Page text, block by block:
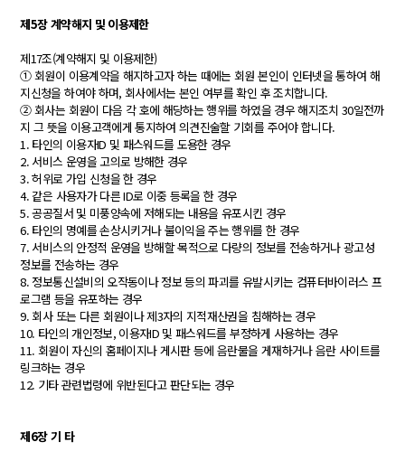
제5장 계약해지 및 이용제한
제17조(계약해지 및 이용제한)
① 회원이 이용계약을 해지하고자 하는 때에는 회원 본인이 인터넷을 통하여 해
지신청을 하여야 하며, 회사에서는 본인 여부를 확인 후 조치합니다.
② 회사는 회원이 다음 각 호에 해당하는 행위를 하였을 경우 해지조치 30일전까
지 그 뜻을 이용고객에게 통지하여 의견진술할 기회를 주어야 합니다.
1. 타인의 이용자ID 및 패스워드를 도용한 경우
2. 서비스 운영을 고의로 방해한 경우
3. 허위로 가입 신청을 한 경우
4. 같은 사용자가 다른 ID로 이중 등록을 한 경우
5. 공공질서 및 미풍양속에 저해되는 내용을 유포시킨 경우
6. 타인의 명예를 손상시키거나 불이익을 주는 행위를 한 경우
7. 서비스의 안정적 운영을 방해할 목적으로 다량의 정보를 전송하거나 광고성
정보를 전송하는 경우
8. 정보통신설비의 오작동이나 정보 등의 파괴를 유발시키는 컴퓨터바이러스 프
로그램 등을 유포하는 경우
9. 회사 또는 다른 회원이나 제3자의 지적재산권을 침해하는 경우
10. 타인의 개인정보, 이용자ID 및 패스워드를 부정하게 사용하는 경우
11. 회원이 자신의 홈페이지나 게시판 등에 음란물을 게재하거나 음란 사이트를
링크하는 경우
12. 기타 관련법령에 위반된다고 판단되는 경우
제6장 기 타